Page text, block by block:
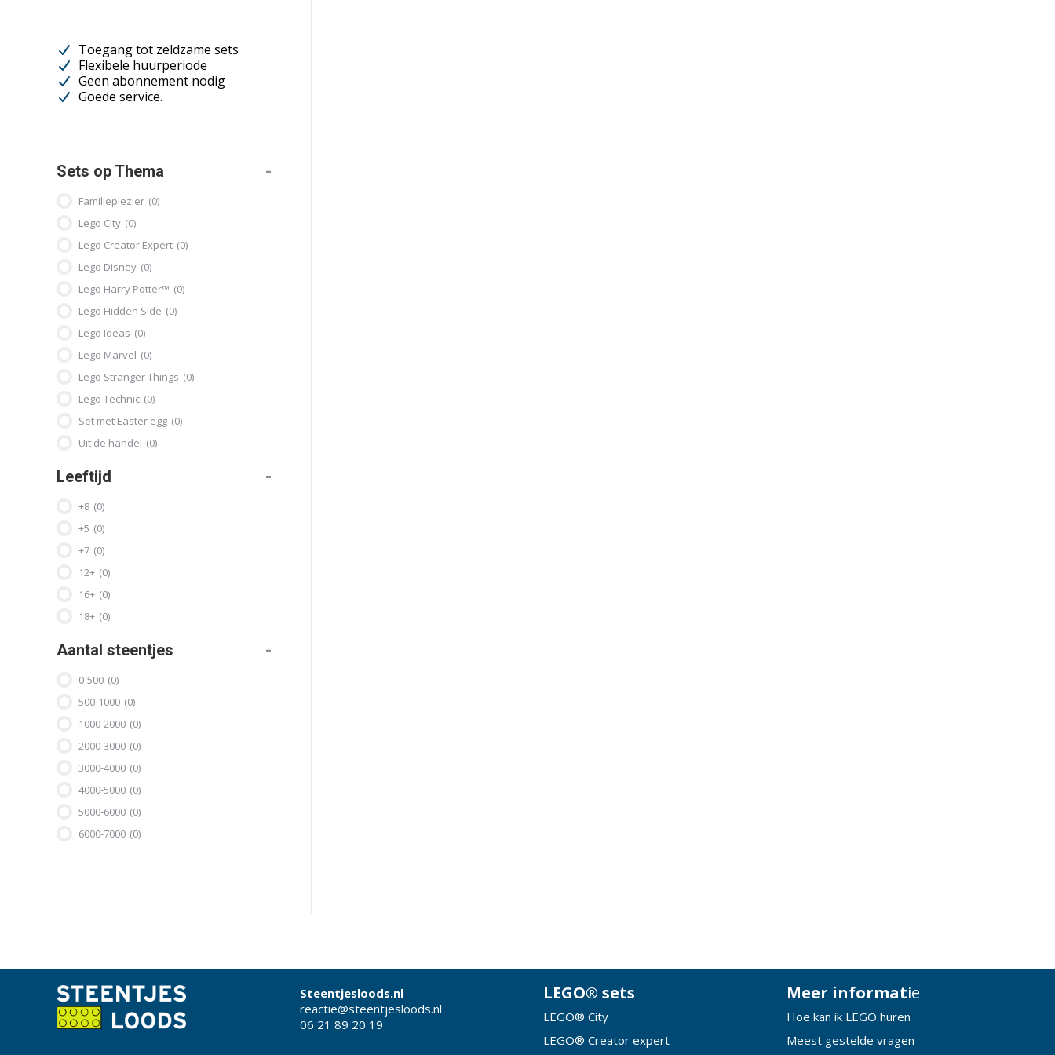
Toegang tot zeldzame sets
Flexibele huurperiode
Geen abonnement nodig
Goede service.
Sets op Thema -
Familieplezier (0)
Lego City (0)
Lego Creator Expert (0)
Lego Disney (0)
Lego Harry Potter™ (0)
Lego Hidden Side (0)
Lego Ideas (0)
Lego Marvel (0)
Lego Stranger Things (0)
Lego Technic (0)
Set met Easter egg (0)
Uit de handel (0)
Leeftijd -
+8 (0)
+5 (0)
+7 (0)
12+ (0)
16+ (0)
18+ (0)
Aantal steentjes -
0-500 (0)
500-1000 (0)
1000-2000 (0)
2000-3000 (0)
3000-4000 (0)
4000-5000 (0)
5000-6000 (0)
6000-7000 (0)
Steentjesloods.nl
reactie@steentjesloods.nl
06 21 89 20 19
LEGO® sets
LEGO® City
LEGO® Creator expert
Meer informatie
Hoe kan ik LEGO huren
Meest gestelde vragen